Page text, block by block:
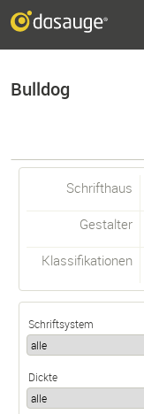
Bulldog
Schrifthaus
Gestalter
Klassifikationen
Schriftsystem
Dickte